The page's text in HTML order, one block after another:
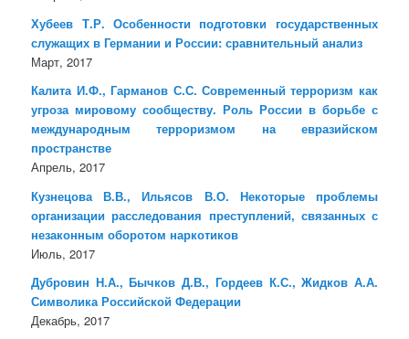
Хубеев Т.Р. Особенности подготовки государственных
служащих в Германии и России: сравнительный анализ
Март, 2017
Калита И.Ф., Гарманов С.С. Современный терроризм как
угроза мировому сообществу. Роль России в борьбе с
международным терроризмом на евразийском
пространстве
Апрель, 2017
Кузнецова В.В., Ильясов В.О. Некоторые проблемы
организации расследования преступлений, связанных с
незаконным оборотом наркотиков
Июль, 2017
Дубровин Н.А., Бычков Д.В., Гордеев К.С., Жидков А.А.
Символика Российской Федерации
Декабрь, 2017